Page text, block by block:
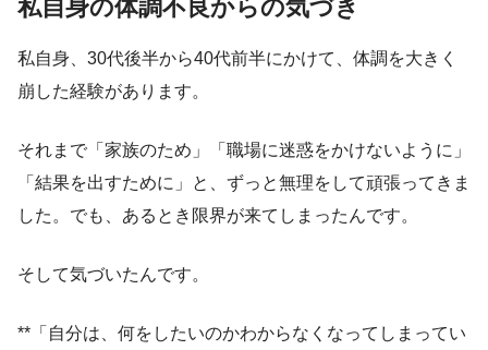
私自身の体調不良からの気づき
私自身、30代後半から40代前半にかけて、体調を大きく
崩した経験があります。
それまで「家族のため」「職場に迷惑をかけないように」
「結果を出すために」と、ずっと無理をして頑張ってきま
した。でも、あるとき限界が来てしまったんです。
そして気づいたんです。
**「自分は、何をしたいのかわからなくなってしまってい